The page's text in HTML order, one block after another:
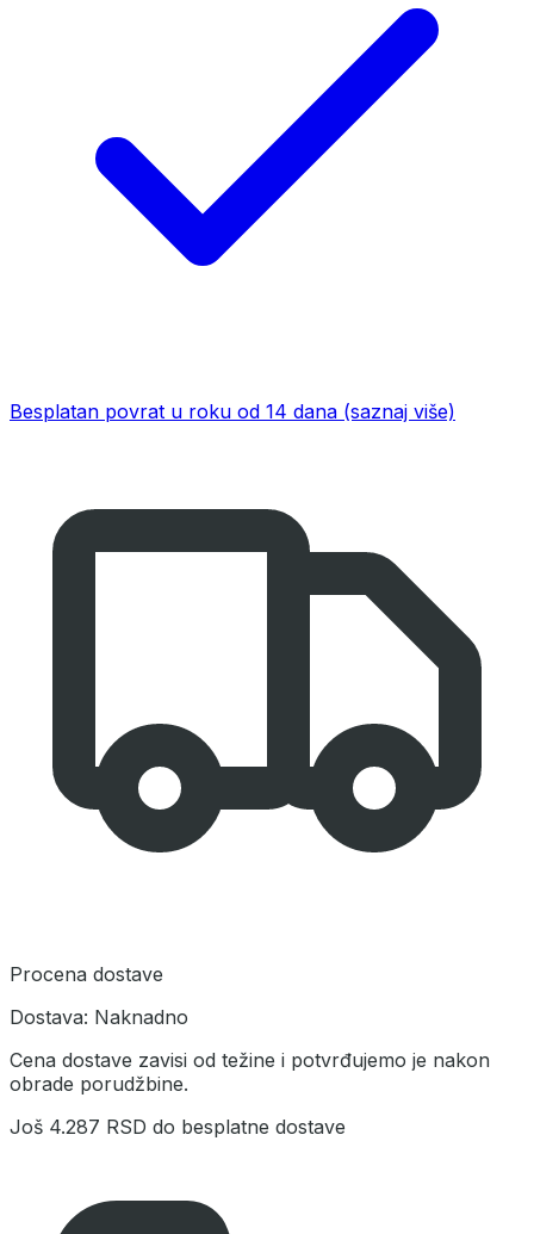
Besplatan povrat u roku od 14 dana (saznaj više)
Procena dostave
Dostava: Naknadno
Cena dostave zavisi od težine i potvrđujemo je nakon
obrade porudžbine.
Još 4.287 RSD do besplatne dostave